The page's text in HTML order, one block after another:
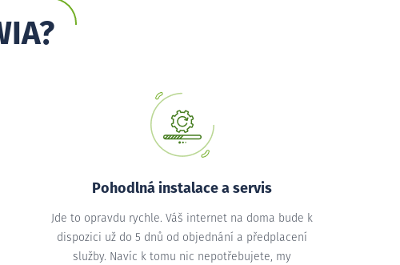
Pohodlná instalace a servis
Jde to opravdu rychle. Váš internet na doma bude k
dispozici už do 5 dnů od objednání a předplacení
služby. Navíc k tomu nic nepotřebujete, my